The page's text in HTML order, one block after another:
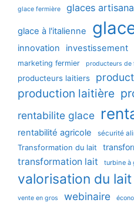
glace fermière glaces
glace à l'italienne
innovation investissement
marketing fermier producteurs de
producteurs laitiers
production laitière
rentabilite glace
rentabilité agricole sécurité
Transformation du lait
transformation lait turbine à
valorisation du lait
vente en gros webinaire